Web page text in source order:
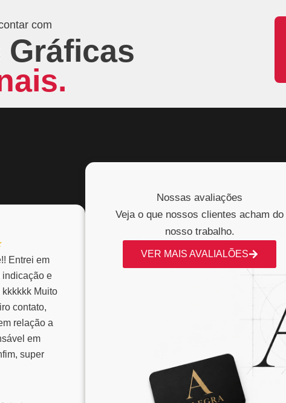
com
C
l
a
s
s
i
f
i
Entrei em
indicação e
Muito
contato,
relação a
em
super
Nossas avaliações
Veja o que nossos clientes acham do
nosso trabalho.
VER MAIS AVALIALÕES